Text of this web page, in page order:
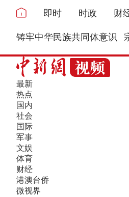
即时 时政 财
铸牢中华民族共同体意识
最新
热点
国内
社会
国际
军事
文娱
体育
财经
港澳台侨
微视界